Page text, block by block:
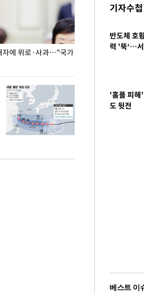
자에 위로·사과…"국가 홈플러스, 67개 점포
기자수첩
반도체 호
력 '뚝‘…
'홈플 피해
도 뒷전